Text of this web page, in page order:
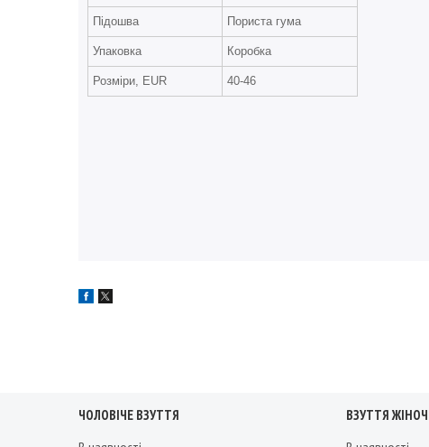
Підошва Пориста гума
Упаковка Коробка
Розміри, EUR 40-46
ЧОЛОВІЧЕ ВЗУТТЯ ВЗУТТЯ